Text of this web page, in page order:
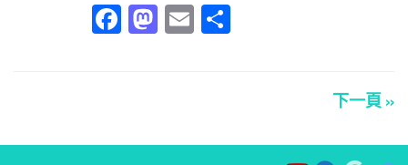
Facebook
Mastodon
Email
下一頁 »